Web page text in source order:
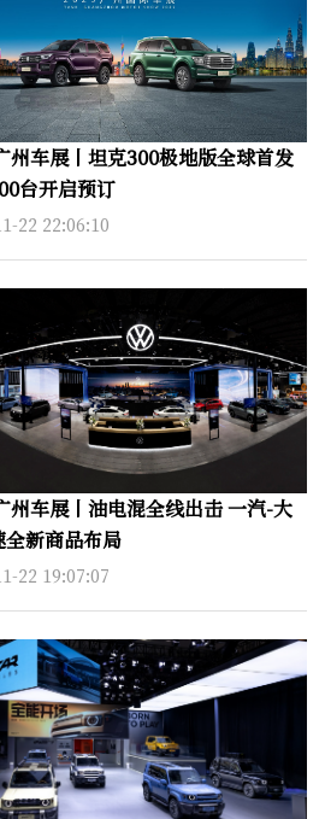
州车展丨坦克300极地版全球首发
台开启预订
22 22:06:10
州车展丨油电混全线出击 一汽-大
全新商品布局
22 19:07:07